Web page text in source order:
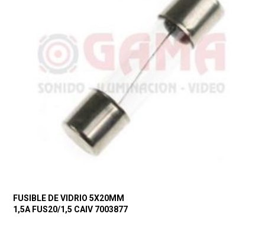
FUSIBLE DE VIDRIO 5X20MM
1,5A FUS20/1,5 CAIV 7003877